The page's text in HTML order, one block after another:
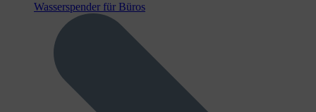
Wasserspender für Büros